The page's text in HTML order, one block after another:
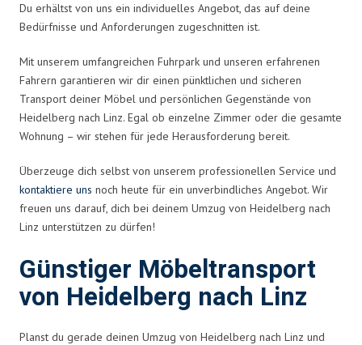
Du erhältst von uns ein individuelles Angebot, das auf deine
Bedürfnisse und Anforderungen zugeschnitten ist.
Mit unserem umfangreichen Fuhrpark und unseren erfahrenen
Fahrern garantieren wir dir einen pünktlichen und sicheren
Transport deiner Möbel und persönlichen Gegenstände von
Heidelberg nach Linz. Egal ob einzelne Zimmer oder die gesamte
Wohnung – wir stehen für jede Herausforderung bereit.
Überzeuge dich selbst von unserem professionellen Service und
kontaktiere uns noch heute für ein unverbindliches Angebot. Wir
freuen uns darauf, dich bei deinem Umzug von Heidelberg nach
Linz unterstützen zu dürfen!
Günstiger Möbeltransport
von Heidelberg nach Linz
Planst du gerade deinen Umzug von Heidelberg nach Linz und